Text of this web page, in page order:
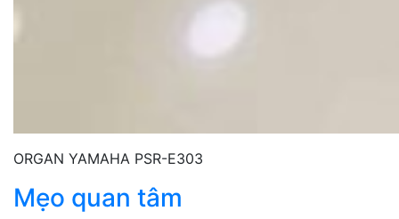
ORGAN YAMAHA PSR-E303
Mẹo quan tâm